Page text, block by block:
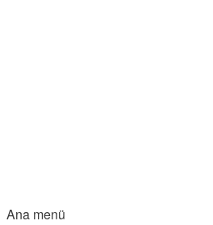
Ana menü